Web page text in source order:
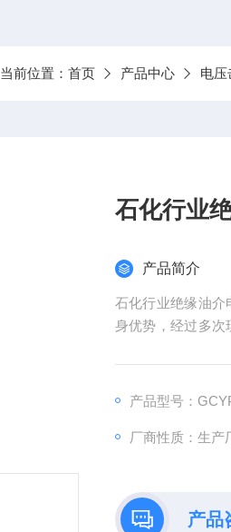
当前位置： 首页 产品中心 电压
石化行业
产品简介
石化行业绝缘油介
身优势，经过多次
作简便，造型美
产品型号：
厂商性质：生产
产品